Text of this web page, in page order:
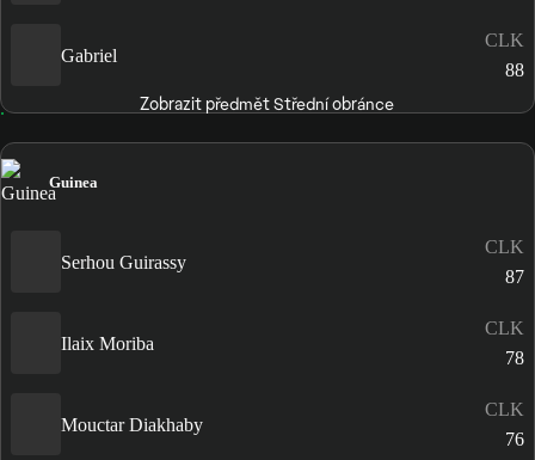
Gabriel
CLK
88
Zobrazit předmět Střední obránce
Guinea
Serhou Guirassy
CLK
87
Ilaix Moriba
CLK
78
Mouctar Diakhaby
CLK
76